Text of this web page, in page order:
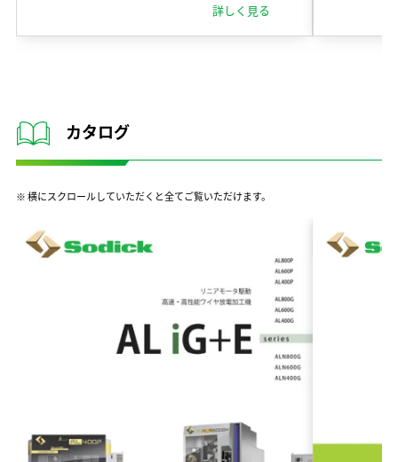
詳しく見る
カタログ
※ 横にスクロールしていただくと全てご覧いただけます。